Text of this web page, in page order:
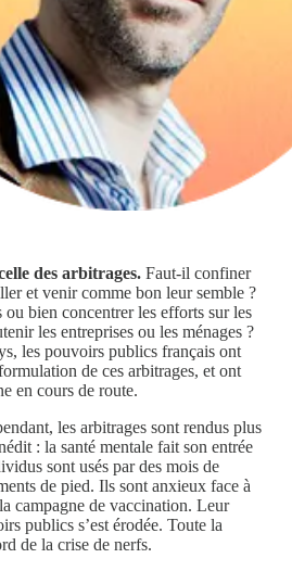
des arbitrages. Faut-il confiner
et venir comme bon leur semble ?
bien concentrer les efforts sur les
les entreprises ou les ménages ?
les pouvoirs publics français ont
de ces arbitrages, et ont
en cours de route.
les arbitrages sont rendus plus
: la santé mentale fait son entrée
sont usés par des mois de
de pied. Ils sont anxieux face à
campagne de vaccination. Leur
publics s’est érodée. Toute la
de la crise de nerfs.